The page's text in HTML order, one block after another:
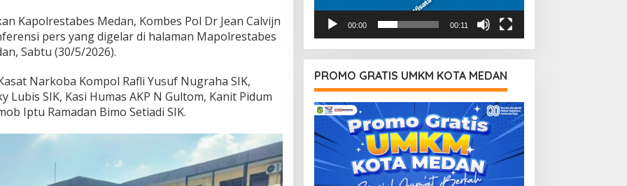
Kapolrestabes Medan, Kombes Pol Dr Jean Calvijn
pers yang digelar di halaman Mapolrestabes
Sabtu (30/5/2026).
Narkoba Kompol Rafli Yusuf Nugraha SIK,
Lubis SIK, Kasi Humas AKP N Gultom, Kanit Pidum
Iptu Ramadan Bimo Setiadi SIK.
00:00 00:11
PROMO GRATIS UMKM KOTA MEDAN